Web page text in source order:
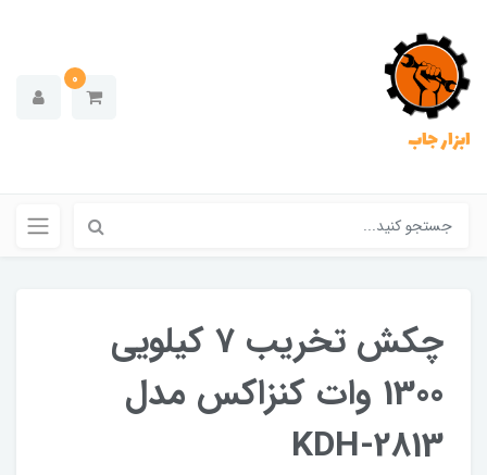
ابزار جاب
0
چکش تخریب 7 کیلویی
1300 وات کنزاکس مدل
KDH-2813